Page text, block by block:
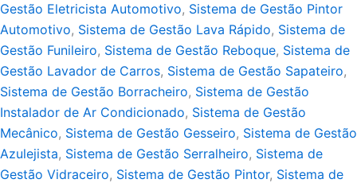
Gestão Eletricista Automotivo, Sistema de Gestão Pintor
Automotivo, Sistema de Gestão Lava Rápido, Sistema de
Gestão Funileiro, Sistema de Gestão Reboque, Sistema de
Gestão Lavador de Carros, Sistema de Gestão Sapateiro,
Sistema de Gestão Borracheiro, Sistema de Gestão
Instalador de Ar Condicionado, Sistema de Gestão
Mecânico, Sistema de Gestão Gesseiro, Sistema de Gestão
Azulejista, Sistema de Gestão Serralheiro, Sistema de
Gestão Vidraceiro, Sistema de Gestão Pintor, Sistema de